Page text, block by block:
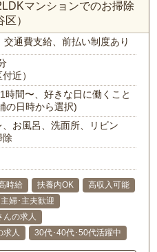
マンションでのお掃除
）
、交通費支給、前払い制度あり
近）
時間〜、好きな日に働くこと
の日時から選択)
お風呂、洗面所、リビン
除
時給 扶養内OK
高収入可能
主婦･主夫歓迎
んの求人
求人 30代･40代･50代活躍中